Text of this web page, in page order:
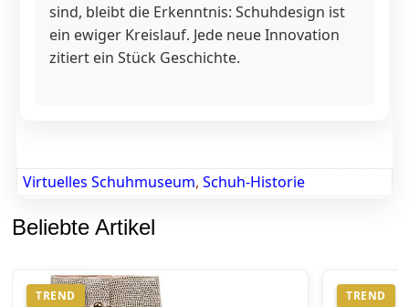
sind, bleibt die Erkenntnis: Schuhdesign ist
ein ewiger Kreislauf. Jede neue Innovation
zitiert ein Stück Geschichte.
Virtuelles Schuhmuseum, Schuh-Historie
Beliebte Artikel
TREND TREND